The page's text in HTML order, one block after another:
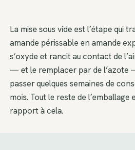
La mise sous vide est l’étape qui
amande périssable en amande
s’oxyde et rancit au contact de
— et le remplacer par de l’azote
passer quelques semaines de
mois. Tout le reste de
rapport à cela.